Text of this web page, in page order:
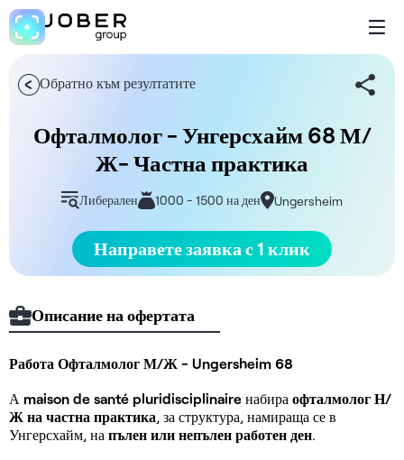
Обратно към резултатите
Офталмолог - Унгерсхайм 68 М/
Ж- Частна практика
Либерален 1000 - 1500 на ден Ungersheim
Направете заявка с 1 клик
Описание на офертата
Работа Офталмолог М/Ж - Ungersheim 68
А maison de santé pluridisciplinaire набира офталмолог Н/
Ж на частна практика, за структура, намираща се в
Унгерсхайм, на пълен или непълен работен ден.